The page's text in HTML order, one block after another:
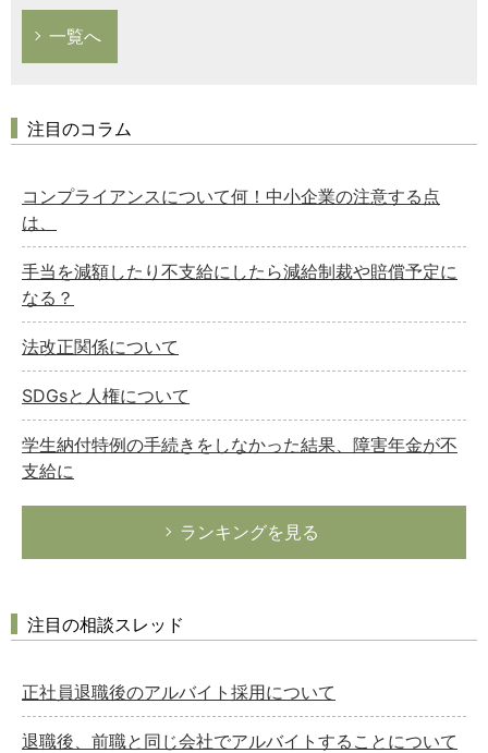
一覧へ
注目のコラム
コンプライアンスについて何！中小企業の注意する点
は、
手当を減額したり不支給にしたら減給制裁や賠償予定に
なる？
法改正関係について
SDGsと人権について
学生納付特例の手続きをしなかった結果、障害年金が不
支給に
ランキングを見る
注目の相談スレッド
正社員退職後のアルバイト採用について
退職後、前職と同じ会社でアルバイトすることについて